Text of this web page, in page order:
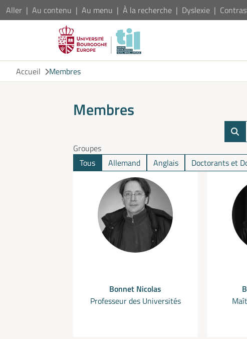
Aller Au contenu Au menu À la recherche Dyslexie
Accueil
Membres
Membres
Groupes
Tous
Allemand Anglais Doctorants et
Bonnet Nicolas
Professeur des Universités